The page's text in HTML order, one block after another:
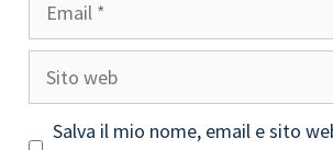
Sito
web
Salva il mio nome, email e sito